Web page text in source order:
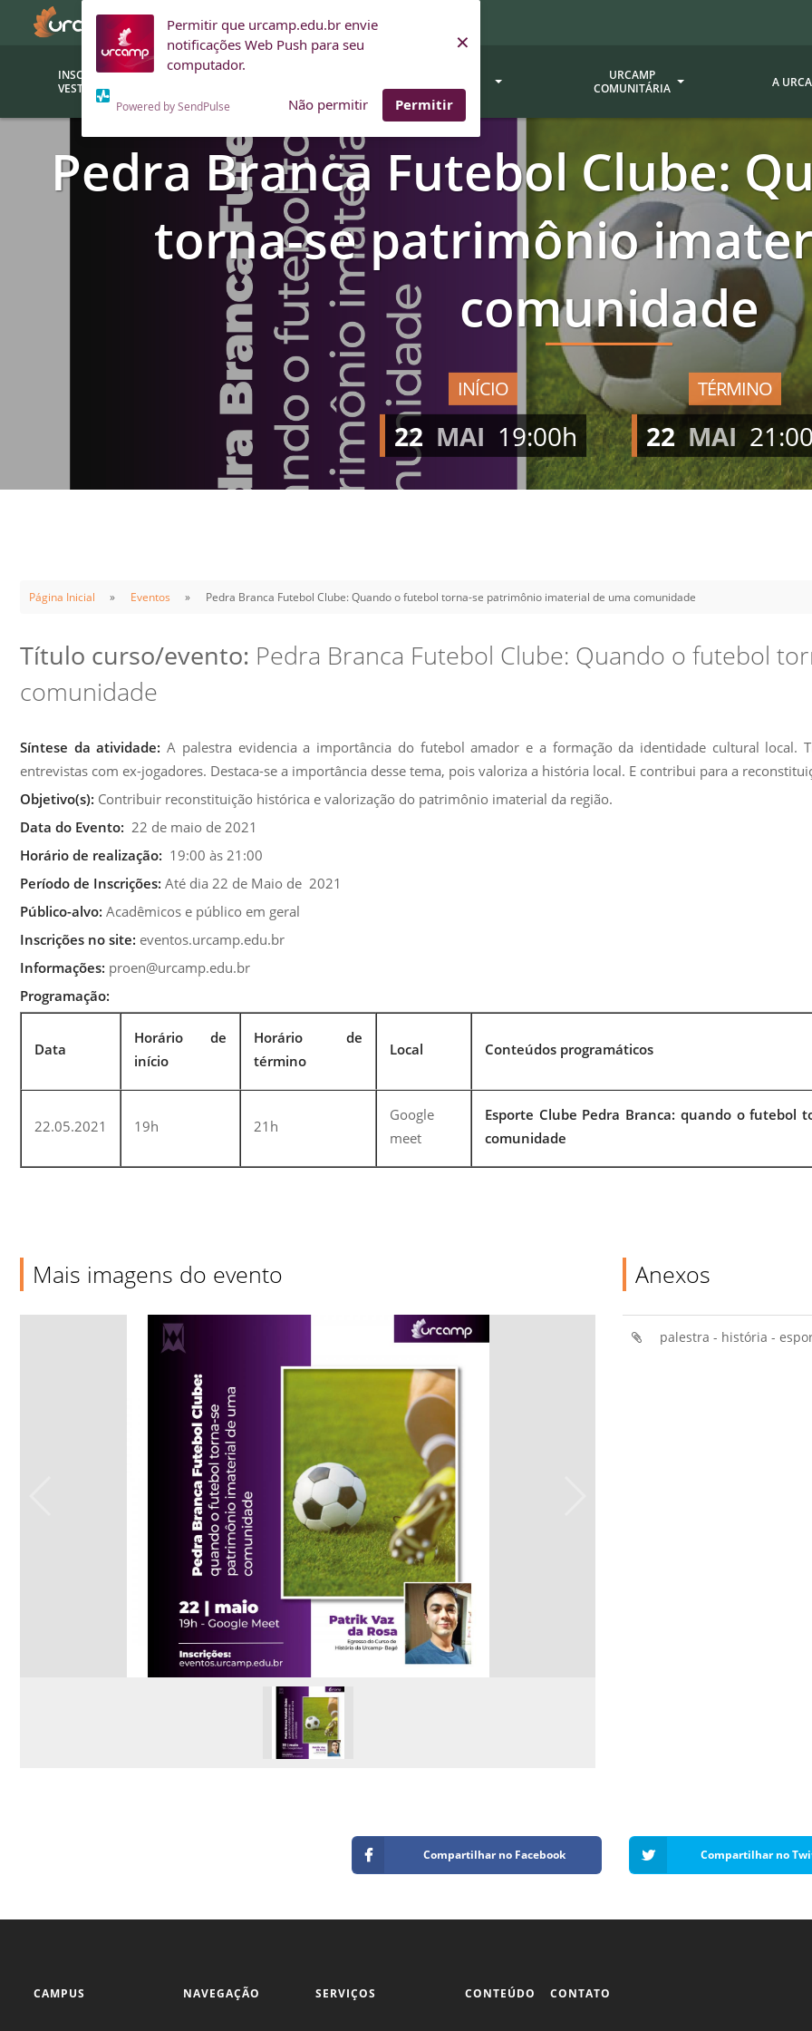
Permitir que urcamp.edu.br envie
notificações Web Push para seu
computador.
Powered by SendPulse Não permitir Permitir
×
INSCRIÇÕES
VESTIBULAR
BOLSAS E
Bolsas
(funcionários/professores)
PROUNI
Convênios (empresas)
Descontos
Financiamentos
Saiba como ingressar na
URCAMP
Fale com um atendente!!
URCAMP
Editora - EDIURCAMP
Inovação Urcamp
Consultoria Jr.
Clínica Veterinária (BAGÉ)
Núcleo de Apoio Contábil e
Fiscal
Laboratório de Solos -
INTEC
Laboratório de Análise de
Sementes - INTEC
Laboratório de
Biotecnologia Vegetal -
NPJ (Núcleo de Prática
Jurídica) - Bagé, Santana do
NPS - Núcleo de Práticas
em Saúde
URCAMP
COMUNITÁRIA
Hospital Universitário
Jornal Minuano
Museu Dom Diogo de Souza
Museu da Gravura
Desenvolvimento Regional
Nossos Campi - Alegrete,
Bagé, Dom Pedrito, São
Gabriel, Santana do
Livramento
Vídeo Institucional Fazer
Urcamp Faz Bem
A
Fundação
Avaliação
Urcamp
Comissão
Avaliação
Documentos
Resoluções
Editais / Vagas
Institucional
Trabalhe
Institucional
Pedra Branca Futebol Clube:
torna-se patrimônio
comunidade
INÍCIO
22 MAI 19:00h
TÉRMINO
22 MAI
Página Inicial Eventos Pedra Branca Futebol Clube: Quando o futebol torna-se patrimônio imaterial de uma comunidade
Título curso/evento: Pedra Branca Futebol Clube: Quando o futebol
comunidade
Síntese da atividade:A palestra evidencia a importância do futebol amador e a formação da identidade cultural local.
entrevistas com ex-jogadores. Destaca-se a importância desse tema, pois valoriza a história local. E contribui para a
Objetivo(s): Contribuir reconstituição histórica e valorização do patrimônio imaterial da região.
Data do Evento: 22 de maio de 2021
Horário de realização: 19:00 às 21:00
Período de Inscrições: Até dia 22 de Maio de 2021
Público-alvo: Acadêmicos e público em geral
Inscrições no site: eventos.urcamp.edu.br
Informações: proen@urcamp.edu.br
Programação:
Data
Horário de
início
Horário de
término
Local Conteúdos programáticos
22.05.2021 19h 21h
Google
meet
Esporte Clube Pedra Branca: quando o futebol
comunidade
Mais imagens do evento Anexos
palestra - história -
Compartilhar no Facebook Compartilhar no
CAMPUS NAVEGAÇÃO SERVIÇOS CONTEÚDO CONTATO